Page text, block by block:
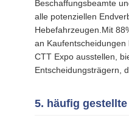
Beschaffungsbeamte
alle potenziellen
Hebefahrzeugen.Mit
an
CTT Expo ausstellen,
Entscheidungsträgern,
5. häufig gestellte